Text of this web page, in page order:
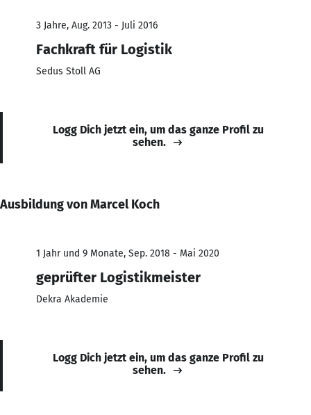
3 Jahre, Aug. 2013 - Juli 2016
Fachkraft für Logistik
Sedus Stoll AG
Logg Dich jetzt ein, um das ganze Profil zu
sehen.
Ausbildung von Marcel Koch
1 Jahr und 9 Monate, Sep. 2018 - Mai 2020
geprüfter Logistikmeister
Dekra Akademie
Logg Dich jetzt ein, um das ganze Profil zu
sehen.